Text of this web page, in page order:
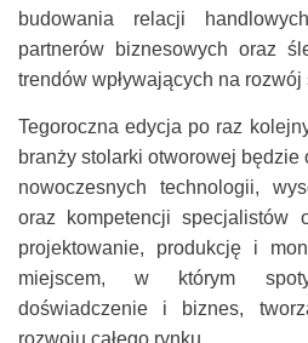
budowania relacji
partnerów biznesowych oraz
trendów wpływających na rozwój
Tegoroczna edycja po raz
branży stolarki otworowej będzie
nowoczesnych technologii,
oraz kompetencji specjalistów
projektowanie, produkcję i
miejscem, w którym
doświadczenie i biznes,
rozwoju całego rynku.